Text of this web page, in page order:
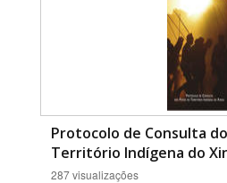
Protocolo de Consulta
Território Indígena do
287 visualizações